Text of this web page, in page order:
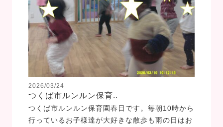
2026/03/24
つくば市ルンルン保育..
つくば市ルンルン保育園春日です。毎朝10時から
行っているお子様達が大好きな散歩も雨の日はお